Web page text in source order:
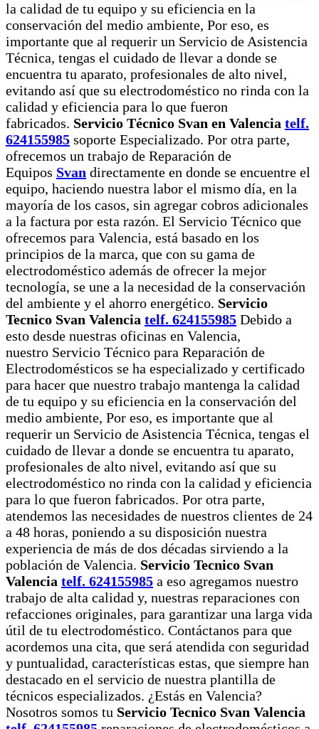
la calidad de tu equipo y su eficiencia en la
conservación del medio ambiente, Por eso, es
importante que al requerir un Servicio de Asistencia
Técnica, tengas el cuidado de llevar a donde se
encuentra tu aparato, profesionales de alto nivel,
evitando así que su electrodoméstico no rinda con la
calidad y eficiencia para lo que fueron
fabricados. Servicio Técnico Svan en Valencia telf.
624155985 soporte Especializado. Por otra parte,
ofrecemos un trabajo de Reparación de
Equipos Svan directamente en donde se encuentre el
equipo, haciendo nuestra labor el mismo día, en la
mayoría de los casos, sin agregar cobros adicionales
a la factura por esta razón. El Servicio Técnico que
ofrecemos para Valencia, está basado en los
principios de la marca, que con su gama de
electrodoméstico además de ofrecer la mejor
tecnología, se une a la necesidad de la conservación
del ambiente y el ahorro energético. Servicio
Tecnico Svan Valencia telf. 624155985 Debido a
esto desde nuestras oficinas en Valencia,
nuestro Servicio Técnico para Reparación de
Electrodomésticos se ha especializado y certificado
para hacer que nuestro trabajo mantenga la calidad
de tu equipo y su eficiencia en la conservación del
medio ambiente, Por eso, es importante que al
requerir un Servicio de Asistencia Técnica, tengas el
cuidado de llevar a donde se encuentra tu aparato,
profesionales de alto nivel, evitando así que su
electrodoméstico no rinda con la calidad y eficiencia
para lo que fueron fabricados. Por otra parte,
atendemos las necesidades de nuestros clientes de 24
a 48 horas, poniendo a su disposición nuestra
experiencia de más de dos décadas sirviendo a la
población de Valencia. Servicio Tecnico Svan
Valencia telf. 624155985 a eso agregamos nuestro
trabajo de alta calidad y, nuestras reparaciones con
refacciones originales, para garantizar una larga vida
útil de tu electrodoméstico. Contáctanos para que
acordemos una cita, que será atendida con seguridad
y puntualidad, características estas, que siempre han
destacado en el servicio de nuestra plantilla de
técnicos especializados. ¿Estás en Valencia?
Nosotros somos tu Servicio Tecnico Svan Valencia